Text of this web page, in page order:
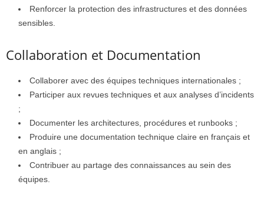
Renforcer la protection des infrastructures et des données
sensibles.
Collaboration et Documentation
Collaborer avec des équipes techniques internationales ;
Participer aux revues techniques et aux analyses d’incidents
;
Documenter les architectures, procédures et runbooks ;
Produire une documentation technique claire en français et
en anglais ;
Contribuer au partage des connaissances au sein des
équipes.